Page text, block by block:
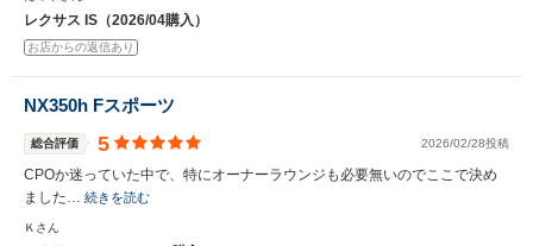
レクサス IS（2026/04購入）
お店からの返信あり
NX350h Fスポーツ
総合評価 5 2026/02/28投稿
CPOか迷っていた中で、特にオーナーラウンジも必要無いのでここで決め
ました… 続きを読む
Ｋさん